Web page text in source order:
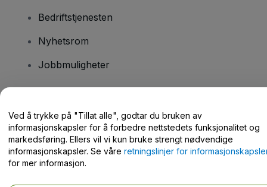
Bedriftstjenesten
Nyhetsrom
Jobbmuligheter
Hjelpesenter / kontakt oss
Ved å trykke på "Tillat alle", godtar du bruken av
informasjonskapsler for å forbedre nettstedets funksjonalitet og
markedsføring. Ellers vil vi kun bruke strengt nødvendige
informasjonskapsler. Se våre retningslinjer for
for mer informasjon.